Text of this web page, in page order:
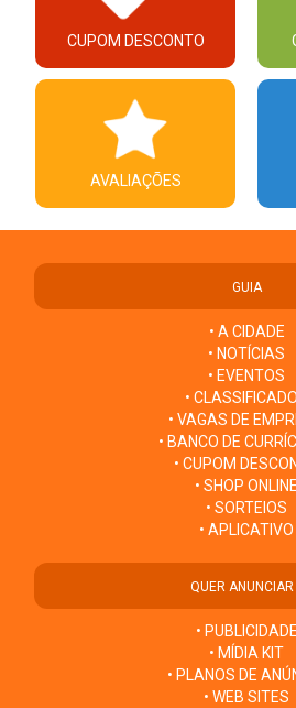
CUPOM DESCONTO
AVALIAÇÕES
GUIA
• A CIDADE
• NOTÍCIAS
• EVENTOS
•
• VAGAS DE
• BANCO DE
• CUPOM
• SHOP ONLINE
• SORTEIOS
• APLICATIVO
QUER ANUNCIAR
• PUBLICIDADE
• MÍDIA KIT
• PLANOS DE
• WEB SITES